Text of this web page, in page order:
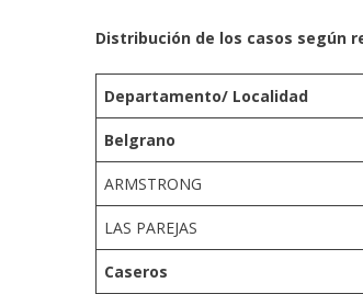
Distribución de los casos según
Departamento/ Localidad
Belgrano
ARMSTRONG
LAS PAREJAS
Caseros